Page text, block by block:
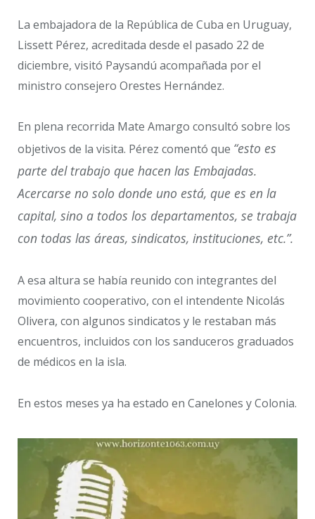
La embajadora de la República de Cuba en Uruguay,
Lissett Pérez, acreditada desde el pasado 22 de
diciembre, visitó Paysandú acompañada por el
ministro consejero Orestes Hernández.
En plena recorrida Mate Amargo consultó sobre los
objetivos de la visita. Pérez comentó que “esto es
parte del trabajo que hacen las Embajadas.
Acercarse no solo donde uno está, que es en la
capital, sino a todos los departamentos, se trabaja
con todas las áreas, sindicatos, instituciones, etc.”.
A esa altura se había reunido con integrantes del
movimiento cooperativo, con el intendente Nicolás
Olivera, con algunos sindicatos y le restaban más
encuentros, incluidos con los sanduceros graduados
de médicos en la isla.
En estos meses ya ha estado en Canelones y Colonia.